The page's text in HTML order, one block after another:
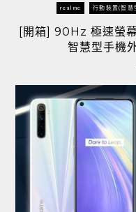
realme 行動裝置(智慧
[開箱] 90Hz 極速螢
智慧型手機